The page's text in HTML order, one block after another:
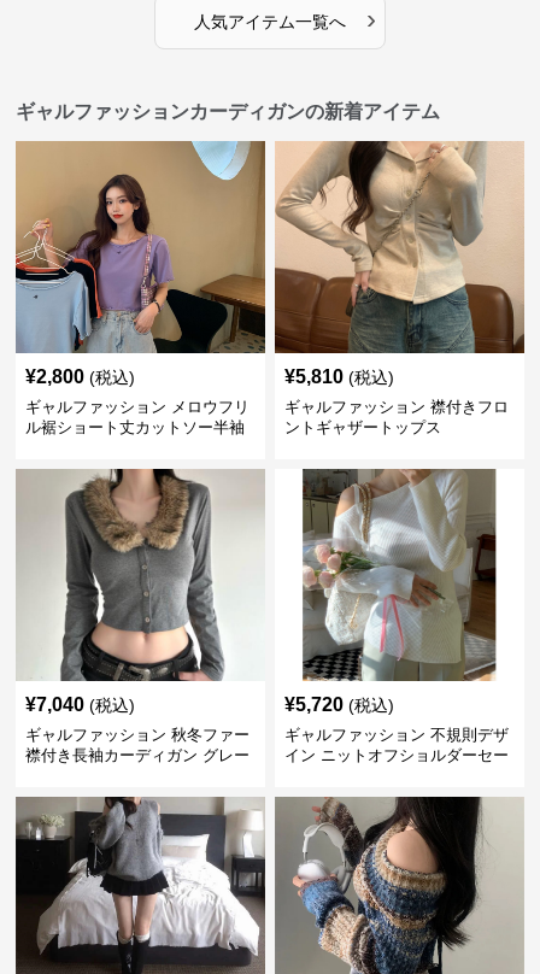
人気アイテム一覧へ ›
ギャルファッションカーディガンの新着アイテム
¥2,800 (税込)
ギャルファッション メロウフリ
ル裾ショート丈カットソー半袖
¥5,810 (税込)
ギャルファッション 襟付きフロ
ントギャザートップス
¥7,040 (税込)
ギャルファッション 秋冬ファー
襟付き長袖カーディガン グレー
¥5,720 (税込)
ギャルファッション 不規則デザ
イン ニットオフショルダーセー